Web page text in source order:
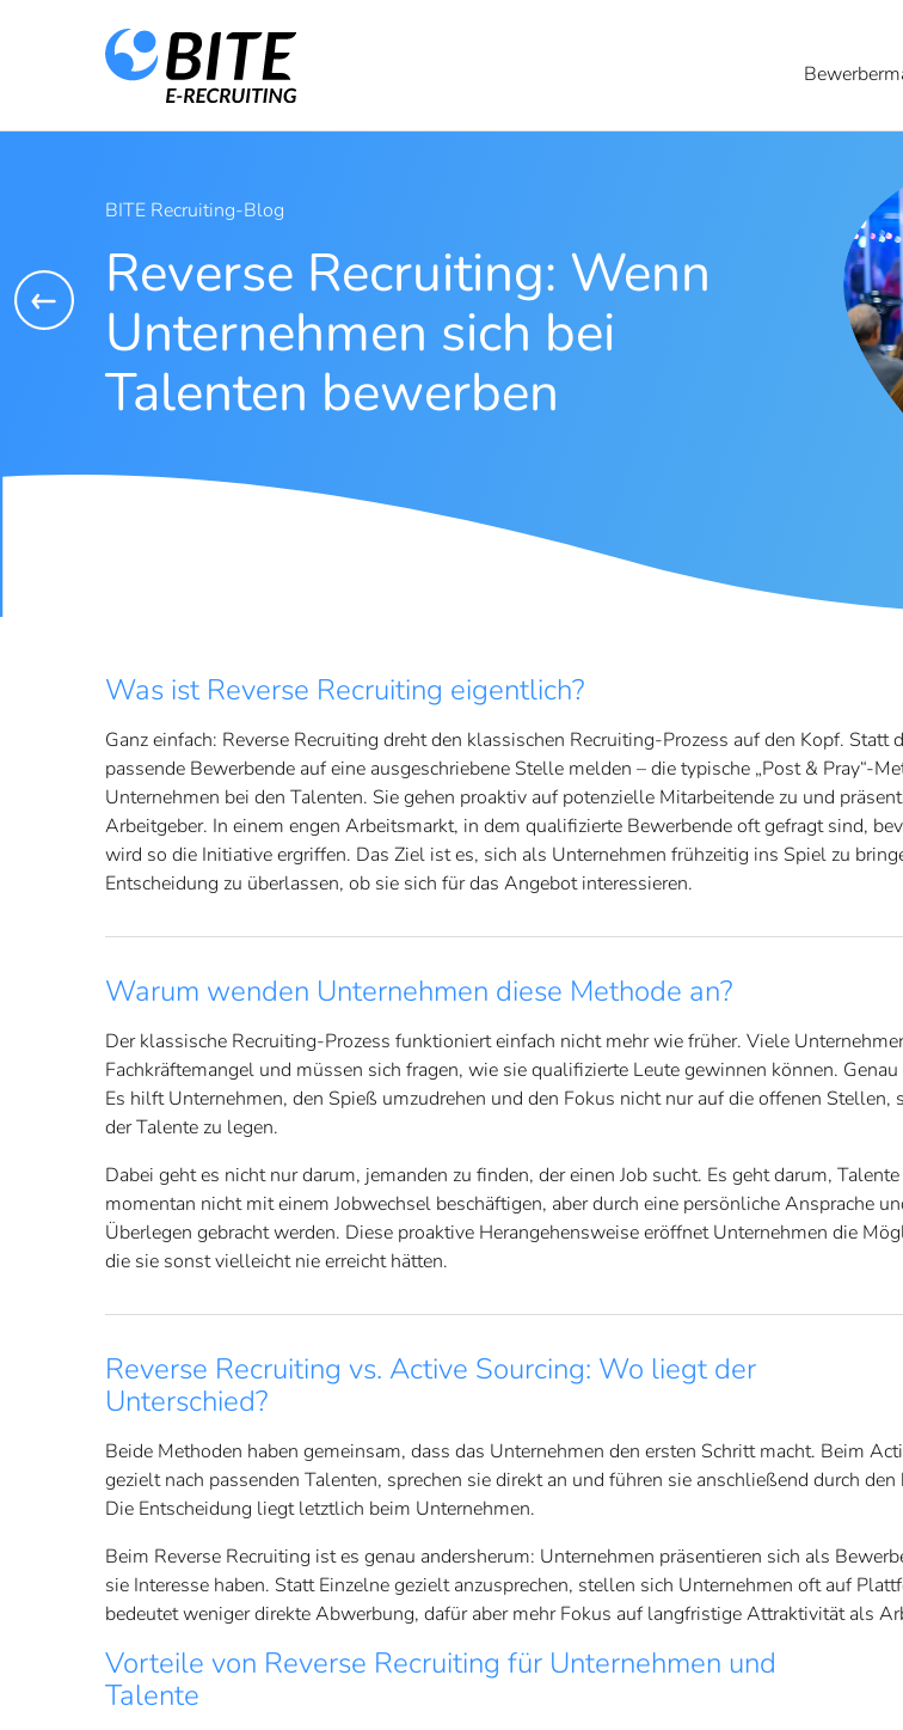
BITE Recruiting-Blog
Reverse Recruiting: Wenn
Unternehmen sich bei
Talenten bewerben
Was ist Reverse Recruiting eigentlich?
Ganz einfach: Reverse Recruiting dreht den klassischen Recruiting-Prozess auf den Kopf. Statt
passende Bewerbende auf eine ausgeschriebene Stelle melden – die typische „Post & Pray“-
Unternehmen bei den Talenten. Sie gehen proaktiv auf potenzielle Mitarbeitende zu und
Arbeitgeber. In einem engen Arbeitsmarkt, in dem qualifizierte Bewerbende oft gefragt sind,
wird so die Initiative ergriffen. Das Ziel ist es, sich als Unternehmen frühzeitig ins Spiel zu
Entscheidung zu überlassen, ob sie sich für das Angebot interessieren.
Warum wenden Unternehmen diese Methode an?
Der klassische Recruiting-Prozess funktioniert einfach nicht mehr wie früher. Viele
Fachkräftemangel und müssen sich fragen, wie sie qualifizierte Leute gewinnen können.
Es hilft Unternehmen, den Spieß umzudrehen und den Fokus nicht nur auf die offenen Stellen,
der Talente zu legen.
Dabei geht es nicht nur darum, jemanden zu finden, der einen Job sucht. Es geht darum,
momentan nicht mit einem Jobwechsel beschäftigen, aber durch eine persönliche Ansprache
Überlegen gebracht werden. Diese proaktive Herangehensweise eröffnet Unternehmen die
die sie sonst vielleicht nie erreicht hätten.
Reverse Recruiting vs. Active Sourcing: Wo liegt der
Unterschied?
Beide Methoden haben gemeinsam, dass das Unternehmen den ersten Schritt macht. Beim
gezielt nach passenden Talenten, sprechen sie direkt an und führen sie anschließend durch
Die Entscheidung liegt letztlich beim Unternehmen.
Beim Reverse Recruiting ist es genau andersherum: Unternehmen präsentieren sich als
sie Interesse haben. Statt Einzelne gezielt anzusprechen, stellen sich Unternehmen oft auf
bedeutet weniger direkte Abwerbung, dafür aber mehr Fokus auf langfristige Attraktivität als
Vorteile von Reverse Recruiting für Unternehmen und
Talente